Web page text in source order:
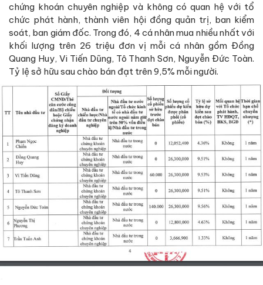
chứng khoán chuyên nghiệp và không có quan hệ với tổ
chức phát hành, thành viên hội đồng quản trị, ban kiểm
soát, ban giám đốc. Trong đó, 4 cá nhân mua nhiều nhất với
khối lượng trên 26 triệu đơn vị mỗi cá nhân gồm Đồng
Quang Huy, Vi Tiến Dũng, Tô Thanh Sơn, Nguyễn Đức Toàn.
Tỷ lệ sở hữu sau chào bán đạt trên 9,5% mỗi người.